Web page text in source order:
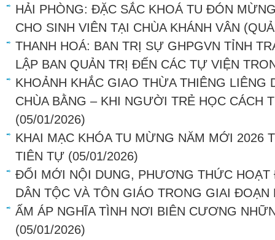
HẢI PHÒNG: ĐẶC SẮC KHOÁ TU ĐÓN
CHO SINH VIÊN TẠI CHÙA KHÁNH VÂN
THANH HOÁ: BAN TRỊ SỰ GHPGVN TỈNH
LẬP BAN QUẢN TRỊ ĐẾN CÁC TỰ VIỆN
KHOẢNH KHẮC GIAO THỪA THIÊNG LIÊNG
CHÙA BẰNG – KHI NGƯỜI TRẺ HỌC CÁCH
(05/01/2026)
KHAI MẠC KHÓA TU MỪNG NĂM MỚI 2026
TIÊN TỰ (05/01/2026)
ĐỔI MỚI NỘI DUNG, PHƯƠNG THỨC HOẠT
DÂN TỘC VÀ TÔN GIÁO TRONG GIAI ĐOẠN
ẤM ÁP NGHĨA TÌNH NƠI BIÊN CƯƠNG
(05/01/2026)